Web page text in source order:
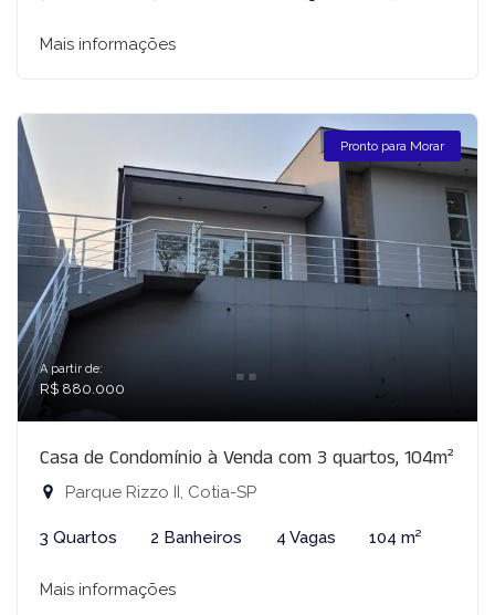
Mais informações
Pronto para Morar
A partir de:
R$ 880.000
Casa de Condomínio à Venda com 3 quartos, 104m²
Parque Rizzo II, Cotia-SP
3 Quartos 2 Banheiros 4 Vagas 104 m²
Mais informações